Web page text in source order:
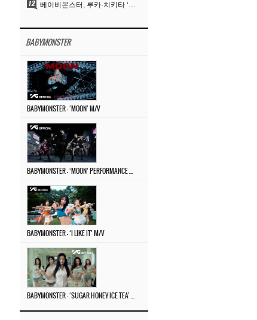
베이비몬스터, 루카·치키타 ‘문’ 비주얼 공개…절제된 카리스마·유니크 비주얼
BABYMONSTER
BABYMONSTER – ‘MOON’ M/V
BABYMONSTER – ‘I LIKE IT’ M/V